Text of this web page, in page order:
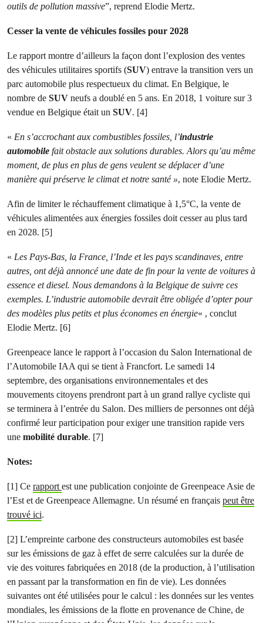
outils de pollution massive”, reprend Elodie Mertz.
Cesser la vente de véhicules fossiles pour 2028
Le rapport montre d’ailleurs la façon dont l’explosion des ventes
des véhicules utilitaires sportifs (SUV) entrave la transition vers un
parc automobile plus respectueux du climat. En Belgique, le
nombre de SUV neufs a doublé en 5 ans. En 2018, 1 voiture sur 3
vendue en Belgique était un SUV. [4]
« En s’accrochant aux combustibles fossiles, l’industrie
automobile fait obstacle aux solutions durables. Alors qu’au même
moment, de plus en plus de gens veulent se déplacer d’une
manière qui préserve le climat et notre santé », note Elodie Mertz.
Afin de limiter le réchauffement climatique à 1,5°C, la vente de
véhicules alimentées aux énergies fossiles doit cesser au plus tard
en 2028. [5]
« Les Pays-Bas, la France, l’Inde et les pays scandinaves, entre
autres, ont déjà annoncé une date de fin pour la vente de voitures à
essence et diesel. Nous demandons à la Belgique de suivre ces
exemples. L’industrie automobile devrait être obligée d’opter pour
des modèles plus petits et plus économes en énergie« , conclut
Elodie Mertz. [6]
Greenpeace lance le rapport à l’occasion du Salon International de
l’Automobile IAA qui se tient à Francfort. Le samedi 14
septembre, des organisations environnementales et des
mouvements citoyens prendront part à un grand rallye cycliste qui
se terminera à l’entrée du Salon. Des milliers de personnes ont déjà
confirmé leur participation pour exiger une transition rapide vers
une mobilité durable. [7]
Notes:
[1] Ce rapportest une publication conjointe de Greenpeace Asie de
l’Est et de Greenpeace Allemagne. Un résumé en français peut être
trouvé ici.
[2] L’empreinte carbone des constructeurs automobiles est basée
sur les émissions de gaz à effet de serre calculées sur la durée de
vie des voitures fabriquées en 2018 (de la production, à l’utilisation
en passant par la transformation en fin de vie). Les données
suivantes ont été utilisées pour le calcul : les données sur les ventes
mondiales, les émissions de la flotte en provenance de Chine, de